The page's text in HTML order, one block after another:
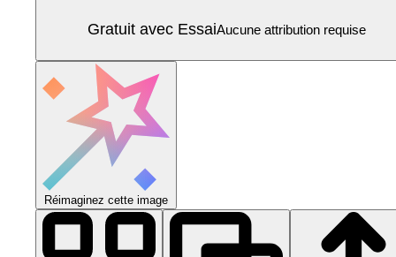
Gratuit avec EssaiAucune attribution requise
Réimaginez cette image